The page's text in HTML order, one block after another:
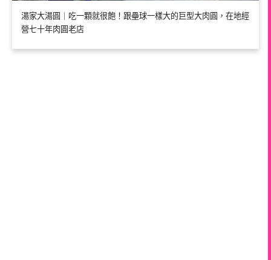
湯家大湯圓｜吃一顆就很飽！跟壘球一樣大的巨型大肉圓，在地經
營七十年肉圓老店